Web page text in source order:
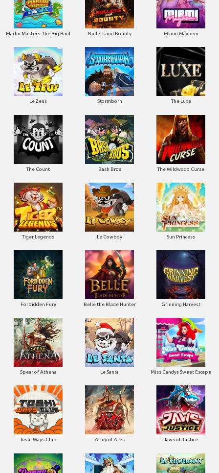
Marlin Masters: The Big Haul Bullets and Bounty Miami Mayhem
Le Zeus Stormborn The Luxe
The Count Bash Bros The Wildwood Curse
Tiger Legends Le Cowboy Sun Princess
Forbidden Fury Belle the Blade Hunter Grinning Harvest
Spear of Athena Le Santa Miss Candys Sweet Escape
Toshi Ways Club Army of Ares Jaws of Justice